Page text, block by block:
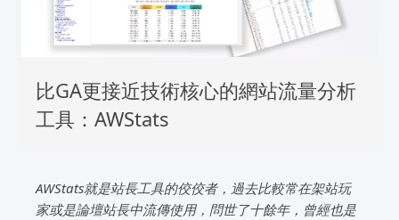
比GA更接近技術核心的網站流量分析
工具：AWStats
AWStats就是站長工具的佼佼者，過去比較常在架站玩
家或是論壇站長中流傳使用，問世了十餘年，曾經也是